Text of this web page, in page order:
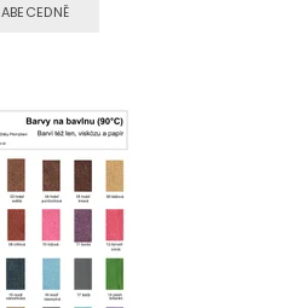
ABECEDNĚ